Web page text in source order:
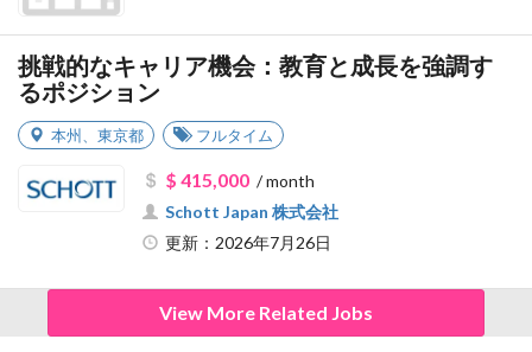
挑戦的なキャリア機会：教育と成長を強調す
るポジション
本州 東京都 フルタイム
$ 415,000/ month
Schott Japan 株式会社
更新：2026年7月26日
View More Related Jobs